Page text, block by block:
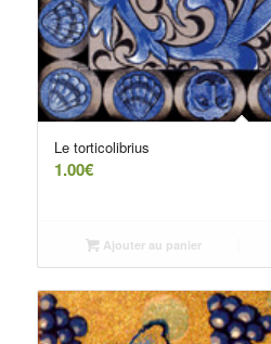
Le torticolibrius
1.00€
Ajouter au panier